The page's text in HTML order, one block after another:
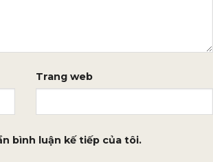
Trang web
bình luận kế tiếp của tôi.